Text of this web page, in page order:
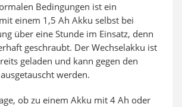
Bedingungen ist ein
einem 1,5 Ah Akku selbst bei
über eine Stunde im Einsatz, denn
geschraubt. Der Wechselakku ist
geladen und kann gegen den
werden.
ob zu einem Akku mit 4 Ah oder